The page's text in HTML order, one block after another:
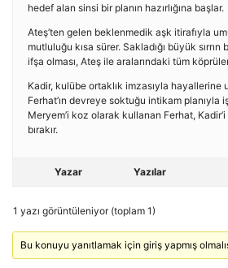
hedef alan sinsi bir planın hazırlığına başlar.
Ateş’ten gelen beklenmedik aşk itirafıyla
mutluluğu kısa sürer. Sakladığı büyük
ifşa olması, Ateş ile aralarındaki tüm
Kadir, kulübe ortaklık imzasıyla hayallerine
Ferhat’ın devreye soktuğu intikam planıyla
Meryem’i koz olarak kullanan Ferhat,
bırakır.
Yazar Yazılar
1 yazı görüntüleniyor (toplam 1)
Bu konuyu yanıtlamak için giriş yapmış